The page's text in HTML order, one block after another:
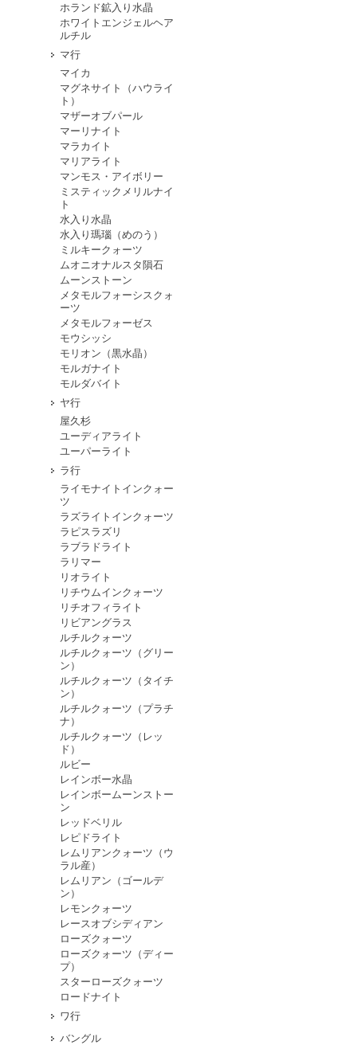
ホランド鉱入り水晶
ホワイトエンジェルヘア
ルチル
マ行
マイカ
マグネサイト（ハウライ
ト）
マザーオブパール
マーリナイト
マラカイト
マリアライト
マンモス・アイボリー
ミスティックメリルナイ
ト
水入り水晶
水入り瑪瑙（めのう）
ミルキークォーツ
ムオニオナルスタ隕石
ムーンストーン
メタモルフォーシスクォ
ーツ
メタモルフォーゼス
モウシッシ
モリオン（黒水晶）
モルガナイト
モルダバイト
ヤ行
屋久杉
ユーディアライト
ユーパーライト
ラ行
ライモナイトインクォー
ツ
ラズライトインクォーツ
ラピスラズリ
ラブラドライト
ラリマー
リオライト
リチウムインクォーツ
リチオフィライト
リビアングラス
ルチルクォーツ
ルチルクォーツ（グリー
ン）
ルチルクォーツ（タイチ
ン）
ルチルクォーツ（プラチ
ナ）
ルチルクォーツ（レッ
ド）
ルビー
レインボー水晶
レインボームーンストー
ン
レッドベリル
レピドライト
レムリアンクォーツ（ウ
ラル産）
レムリアン（ゴールデ
ン）
レモンクォーツ
レースオブシディアン
ローズクォーツ
ローズクォーツ（ディー
プ）
スターローズクォーツ
ロードナイト
ワ行
バングル